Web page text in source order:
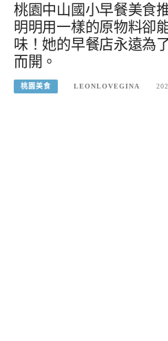
桃園中山國小早餐美食
明明用一樣的原物料卻
味！她的早餐店永遠為
而開。
桃園美食 LEONLOVEGINA